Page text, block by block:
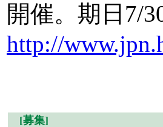
開催。期日7/
http://
[募集]